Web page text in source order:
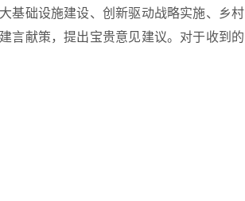
基础设施建设、创新驱动战略实施、乡村
言献策，提出宝贵意见建议。对于收到的